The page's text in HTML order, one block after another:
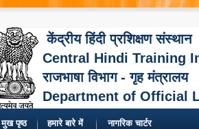
केंद्रीय हिंदी प्रशिक्षण संस्थान
Central Hindi Training
राजभाषा विभाग - गृह मंत्रालय
Department of Official
मुख पृष्ठ
हमारे बारे में
नागरिक चार्टर